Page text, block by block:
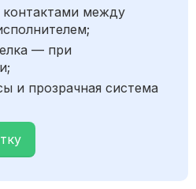
между
— при
и прозрачная система